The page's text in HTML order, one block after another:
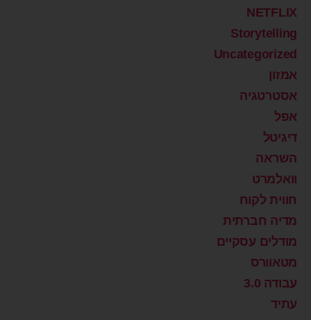
NETFLIX
Storytelling
Uncategorized
אמזון
אסטרטגיה
אפל
דיגיטל
השראה
וואלמרט
חווית לקוח
מדיה חברתית
מודלים עסקיים
מטאוורס
עבודה 3.0
עתיד